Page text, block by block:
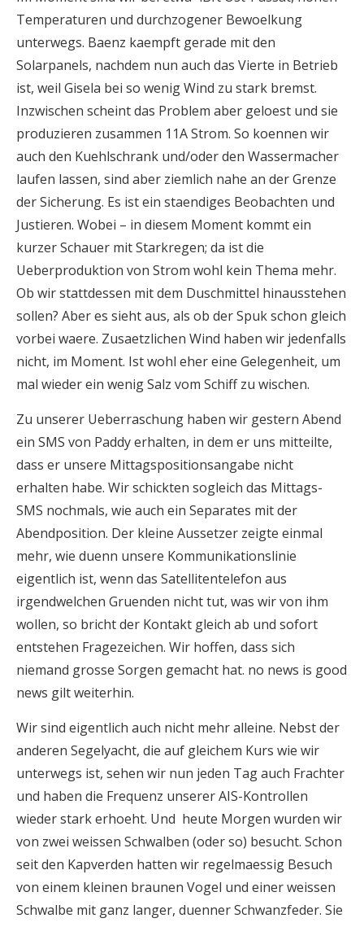
Temperaturen und durchzogener Bewoelkung
unterwegs. Baenz kaempft gerade mit den
Solarpanels, nachdem nun auch das Vierte in Betrieb
ist, weil Gisela bei so wenig Wind zu stark bremst.
Inzwischen scheint das Problem aber geloest und sie
produzieren zusammen 11A Strom. So koennen wir
auch den Kuehlschrank und/oder den Wassermacher
laufen lassen, sind aber ziemlich nahe an der Grenze
der Sicherung. Es ist ein staendiges Beobachten und
Justieren. Wobei – in diesem Moment kommt ein
kurzer Schauer mit Starkregen; da ist die
Ueberproduktion von Strom wohl kein Thema mehr.
Ob wir stattdessen mit dem Duschmittel hinausstehen
sollen? Aber es sieht aus, als ob der Spuk schon gleich
vorbei waere. Zusaetzlichen Wind haben wir jedenfalls
nicht, im Moment. Ist wohl eher eine Gelegenheit, um
mal wieder ein wenig Salz vom Schiff zu wischen.
Zu unserer Ueberraschung haben wir gestern Abend
ein SMS von Paddy erhalten, in dem er uns mitteilte,
dass er unsere Mittagspositionsangabe nicht
erhalten habe. Wir schickten sogleich das Mittags-
SMS nochmals, wie auch ein Separates mit der
Abendposition. Der kleine Aussetzer zeigte einmal
mehr, wie duenn unsere Kommunikationslinie
eigentlich ist, wenn das Satellitentelefon aus
irgendwelchen Gruenden nicht tut, was wir von ihm
wollen, so bricht der Kontakt gleich ab und sofort
entstehen Fragezeichen. Wir hoffen, dass sich
niemand grosse Sorgen gemacht hat. no news is good
news gilt weiterhin.
Wir sind eigentlich auch nicht mehr alleine. Nebst der
anderen Segelyacht, die auf gleichem Kurs wie wir
unterwegs ist, sehen wir nun jeden Tag auch Frachter
und haben die Frequenz unserer AIS-Kontrollen
wieder stark erhoeht. Und heute Morgen wurden wir
von zwei weissen Schwalben (oder so) besucht. Schon
seit den Kapverden hatten wir regelmaessig Besuch
von einem kleinen braunen Vogel und einer weissen
Schwalbe mit ganz langer, duenner Schwanzfeder. Sie